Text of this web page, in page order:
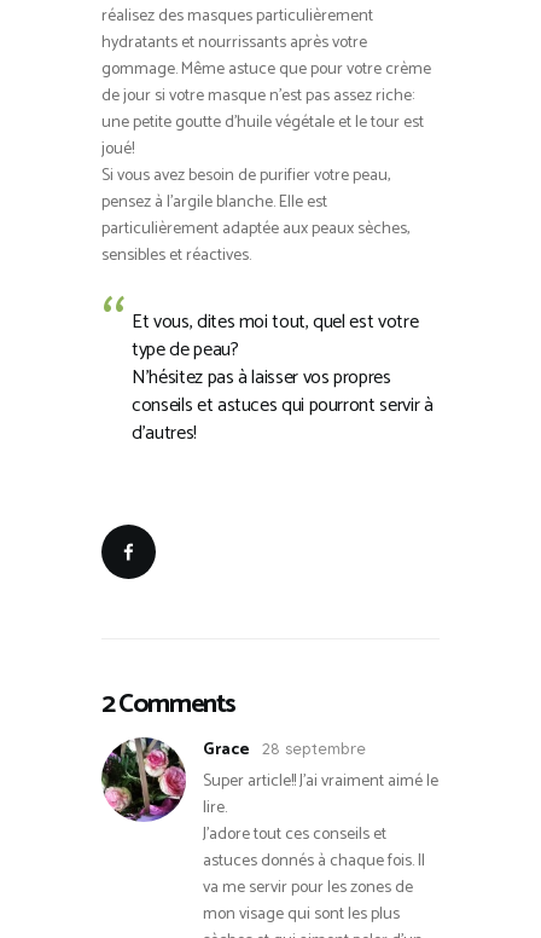
réalisez des masques particulièrement
hydratants et nourrissants après votre
gommage. Même astuce que pour votre crème
de jour si votre masque n’est pas assez riche:
une petite goutte d’huile végétale et le tour est
joué!
Si vous avez besoin de purifier votre peau,
pensez à l’argile blanche. Elle est
particulièrement adaptée aux peaux sèches,
sensibles et réactives.
Et vous, dites moi tout, quel est votre
type de peau?
N’hésitez pas à laisser vos propres
conseils et astuces qui pourront servir à
d’autres!
2 Comments
Grace 28 septembre
Super article!! J’ai vraiment aimé le
lire.
J’adore tout ces conseils et
astuces donnés à chaque fois. Il
va me servir pour les zones de
mon visage qui sont les plus